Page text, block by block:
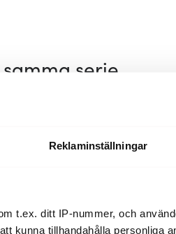
Reklaminställningar
t.ex. ditt IP-nummer, och
kunna tillhandahålla personliga
serie